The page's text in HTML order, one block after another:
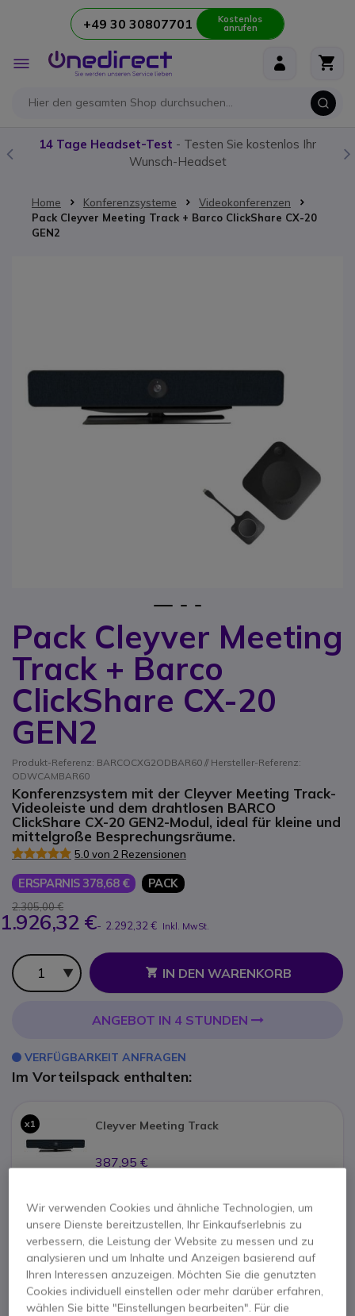
Zum Inhalt springen+49 30 30807701 Kostenlos
anrufen
Navigation
umschalten
14 Tage Headset-Test - Testen Sie kostenlos Ihr
Wunsch-Headset
Home Konferenzsysteme
Videokonferenzen
Pack Cleyver Meeting Track + Barco ClickShare CX-20
GEN2
Pack Cleyver Meeting
Track + Barco
ClickShare CX-20
GEN2
Produkt-Referenz: BARCOCXG2ODBAR60 // Hersteller-Referenz:
ODWCAMBAR60
Konferenzsystem mit der Cleyver Meeting Track-
Videoleiste und dem drahtlosen BARCO
ClickShare CX-20 GEN2-Modul, ideal für kleine und
mittelgroße Besprechungsräume.
5.0 von 2 Rezensionen
ERSPARNIS 378,68 € PACK
2.305,00 €
1.926,32 €- 2.292,32 € Inkl. MwSt.
Anzahl
IN DEN WARENKORB
ANGEBOT IN 4 STUNDEN
VERFÜGBARKEIT ANFRAGEN
Im Vorteilspack enthalten:
x1 Cleyver Meeting Track
387,95 €
BARCO ClickShare CX-20 Gen2
1.538,37 €
Zum Anfang der Bildgalerie springen
Wir verwenden Cookies und ähnliche Technologien, um
unsere Dienste bereitzustellen, Ihr Einkaufserlebnis zu
verbessern, die Leistung der Website zu messen und zu
analysieren und um Inhalte und Anzeigen basierend auf
Ihren Interessen anzuzeigen. Möchten Sie die genutzten
Cookies individuell einstellen oder mehr darüber erfahren,
wählen Sie bitte "Einstellungen bearbeiten". Für die